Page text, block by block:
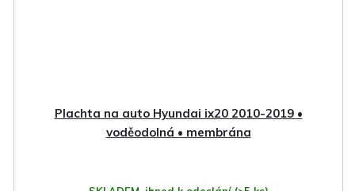
Plachta na auto Hyundai ix20 2010-2019 •
voděodolná • membrána